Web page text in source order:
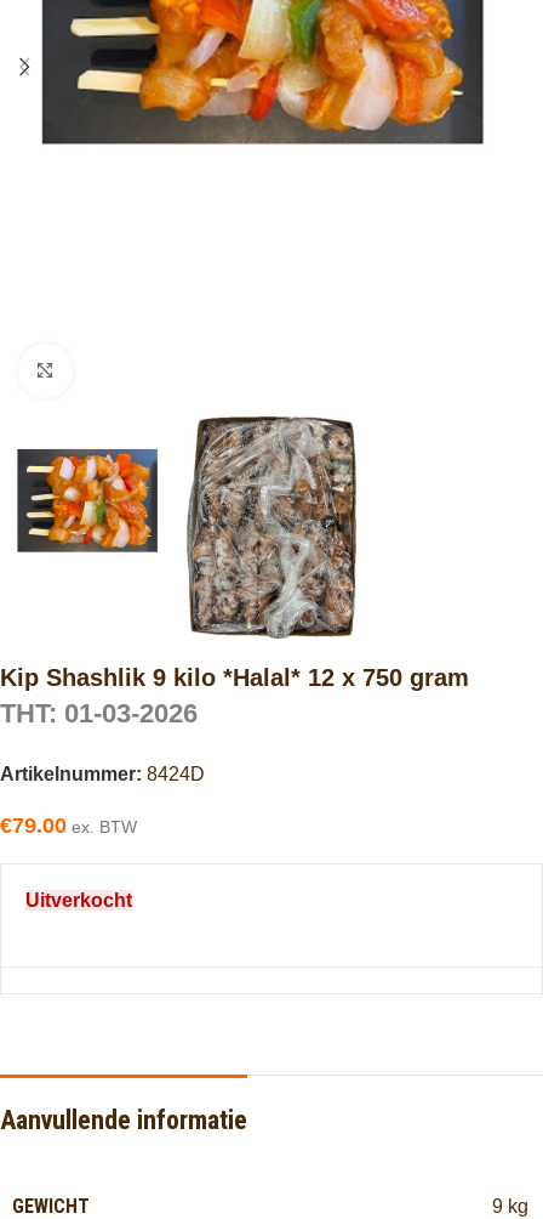
Kip Shashlik 9 kilo *Halal* 12 x 750 gram
THT: 01-03-2026
Artikelnummer: 8424D
€79.00 ex. BTW
Uitverkocht
Aanvullende informatie
GEWICHT 9 kg